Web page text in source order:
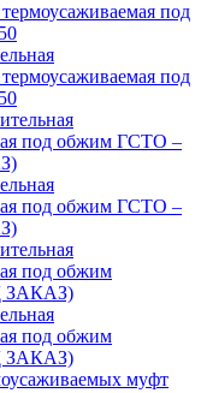
под
под обжим ГСТО –
под обжим
ЗАКАЗ)